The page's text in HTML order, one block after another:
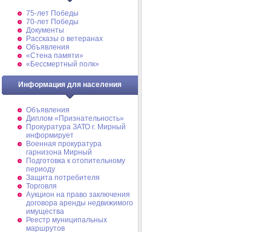
75-лет Победы
70-лет Победы
Документы
Рассказы о ветеранах
Объявления
«Стена памяти»
«Бессмертный полк»
Информация для населения
Объявления
Диплом «Признательность»
Прокуратура ЗАТО г. Мирный
информирует
Военная прокуратура
гарнизона Мирный
Подготовка к отопительному
периоду
Защита потребителя
Торговля
Аукцион на право заключения
договора аренды недвижимого
имущества
Реестр муниципальных
маршрутов